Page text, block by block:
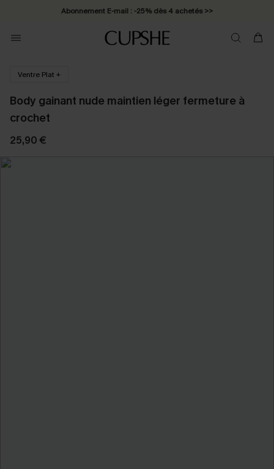
Abonnement E-mail : -25% dès 4 achetés >>
Ventre Plat +
Body gainant nude maintien léger fermeture à
crochet
25,90 €